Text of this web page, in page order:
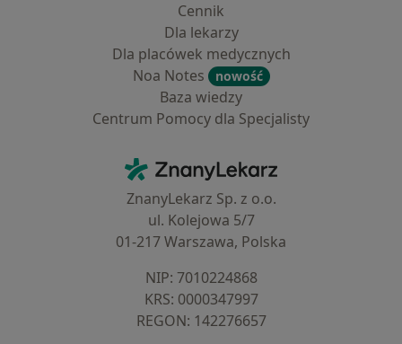
Cennik
Dla lekarzy
Dla placówek medycznych
Noa Notes
nowość
Baza wiedzy
Centrum Pomocy dla Specjalisty
ZnanyLekarz - Strona główna
ZnanyLekarz Sp. z o.o.
ul. Kolejowa 5/7
01-217 Warszawa, Polska
NIP: ⁠7010224868
KRS: ⁠0000347997
REGON: ⁠142276657